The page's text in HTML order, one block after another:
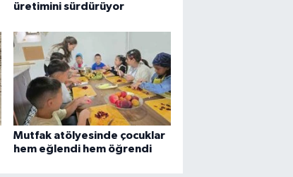
üretimini sürdürüyor
Mutfak atölyesinde çocuklar
hem eğlendi hem öğrendi